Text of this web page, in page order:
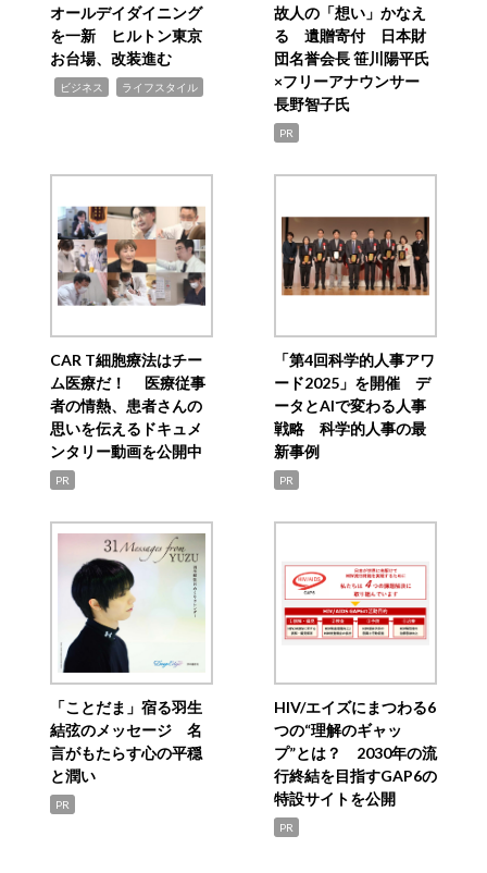
オールデイダイニング
を一新 ヒルトン東京
お台場、改装進む
ビジネス ライフスタイル
故人の「想い」かなえ
る 遺贈寄付 日本財
団名誉会長 笹川陽平氏
×フリーアナウンサー
長野智子氏
PR
CAR T細胞療法はチー
ム医療だ！ 医療従事
者の情熱、患者さんの
思いを伝えるドキュメ
ンタリー動画を公開中
PR
「第4回科学的人事アワ
ード2025」を開催 デ
ータとAIで変わる人事
戦略 科学的人事の最
新事例
PR
「ことだま」宿る羽生
結弦のメッセージ 名
言がもたらす心の平穏
と潤い
PR
HIV/エイズにまつわる6
つの“理解のギャッ
プ”とは？ 2030年の流
行終結を目指すGAP6の
特設サイトを公開
PR